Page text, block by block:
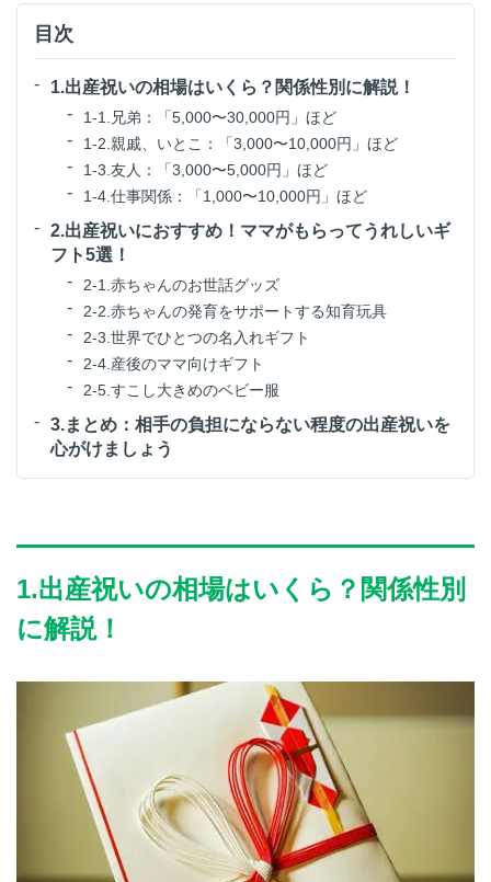
目次
1.出産祝いの相場はいくら？関係性別に解説！
1-1.兄弟：「5,000〜30,000円」ほど
1-2.親戚、いとこ：「3,000〜10,000円」ほど
1-3.友人：「3,000〜5,000円」ほど
1-4.仕事関係：「1,000〜10,000円」ほど
2.出産祝いにおすすめ！ママがもらってうれしいギ
フト5選！
2-1.赤ちゃんのお世話グッズ
2-2.赤ちゃんの発育をサポートする知育玩具
2-3.世界でひとつの名入れギフト
2-4.産後のママ向けギフト
2-5.すこし大きめのベビー服
3.まとめ：相手の負担にならない程度の出産祝いを
心がけましょう
1.出産祝いの相場はいくら？関係性別
に解説！